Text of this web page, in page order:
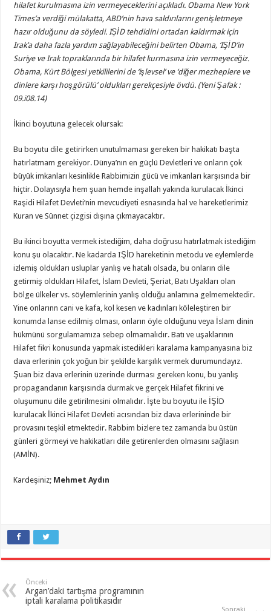
hilafet kurulmasına izin vermeyeceklerini açıkladı. Obama New York
Times’a verdiği mülakatta, ABD’nin hava saldırılarını genişletmeye
hazır olduğunu da söyledi. IŞİD tehdidini ortadan kaldırmak için
Irak’a daha fazla yardım sağlayabileceğini belirten Obama, ‘IŞİD’in
Suriye ve Irak topraklarında bir hilafet kurmasına izin vermeyeceğiz.
Obama, Kürt Bölgesi yetkililerini de ‘işlevsel’ ve ‘diğer mezheplere ve
dinlere karşı hoşgörülü’ oldukları gerekçesiyle övdü. (Yeni Şafak :
09.i08.14)
İkinci boyutuna gelecek olursak:
Bu boyutu dile getirirken unutulmaması gereken bir hakikatı başta
hatırlatmam gerekiyor. Dünya’nın en güçlü Devletleri ve onların çok
büyük imkanları kesinlikle Rabbimizin gücü ve imkanları karşısında bir
hiçtir. Dolayısıyla hem şuan hemde inşallah yakında kurulacak İkinci
Raşidi Hilafet Devleti’nin mevcudiyeti esnasında hal ve hareketlerimiz
Kuran ve Sünnet çizgisi dışına çıkmayacaktır.
Bu ikinci boyutta vermek istediğim, daha doğrusu hatırlatmak istediğim
konu şu olacaktır. Ne kadarda IŞİD hareketinin metodu ve eylemlerde
izlemiş oldukları usluplar yanlış ve hatalı olsada, bu onların dile
getirmiş oldukları Hilafet, İslam Devleti, Şeriat, Batı Uşakları olan
bölge ülkeler vs. söylemlerinin yanlış olduğu anlamına gelmemektedir.
Yine onlarınn cani ve kafa, kol kesen ve kadınları köleleştiren bir
konumda lanse edilmiş olması, onların öyle olduğunu veya İslam dinin
hükmünü sorgulamamıza sebep olmamalıdır. Batı ve uşaklarının
Hilafet fikri konusunda yapmak istedikleri karalama kampanyasına biz
dava erlerinin çok yoğun bir şekilde karşılık vermek durumundayız.
Şuan biz dava erlerinin üzerinde durması gereken konu, bu yanlış
propagandanın karşısında durmak ve gerçek Hilafet fikrini ve
oluşumunu dile getirilmesini olmalıdır. İşte bu boyutu ile İŞİD
kurulacak İkinci Hilafet Devleti acısından biz dava erlerininde bir
provasını teşkil etmektedir. Rabbim bizlere tez zamanda bu üstün
günleri görmeyi ve hakikatları dile getirenlerden olmasını sağlasın
(AMİN).
Kardeşiniz; Mehmet Aydın
Önceki
Argan’daki tartışma programının
iptali karalama politikasıdır